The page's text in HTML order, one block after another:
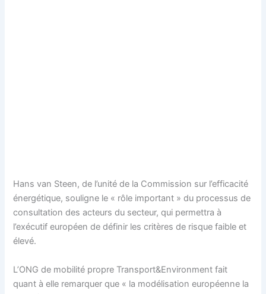
Hans van Steen, de l’unité de la Commission sur l’efficacité
énergétique, souligne le « rôle important » du processus de
consultation des acteurs du secteur, qui permettra à
l’exécutif européen de définir les critères de risque faible et
élevé.
L’ONG de mobilité propre Transport&Environment fait
quant à elle remarquer que « la modélisation européenne la